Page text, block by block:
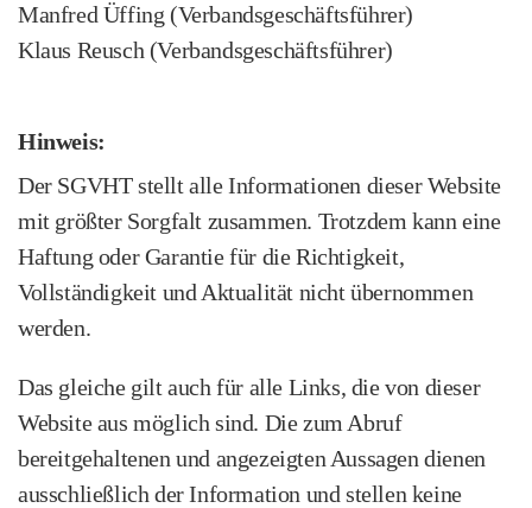
Manfred Üffing (Verbandsgeschäftsführer)
Klaus Reusch (Verbandsgeschäftsführer)
Hinweis:
Der SGVHT stellt alle Informationen dieser Website
mit größter Sorgfalt zusammen. Trotzdem kann eine
Haftung oder Garantie für die Richtigkeit,
Vollständigkeit und Aktualität nicht übernommen
werden.
Das gleiche gilt auch für alle Links, die von dieser
Website aus möglich sind. Die zum Abruf
bereitgehaltenen und angezeigten Aussagen dienen
ausschließlich der Information und stellen keine